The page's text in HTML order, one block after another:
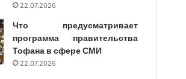
22.07.2026
Что предусматривает
программа правительства
Тофана в сфере СМИ
22.07.2026